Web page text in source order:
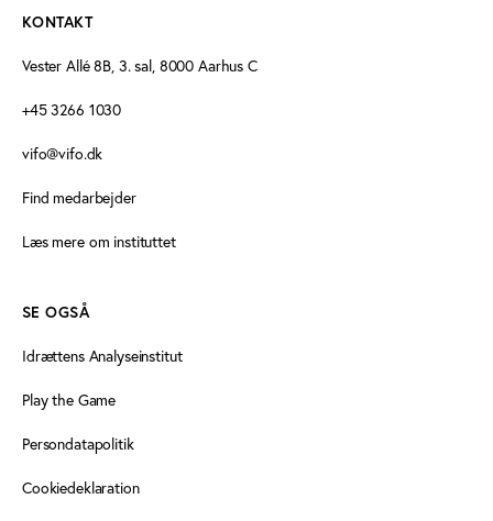
KONTAKT
Vester Allé 8B, 3. sal, 8000 Aarhus C
+45 3266 1030
vifo@vifo.dk
Find medarbejder
Læs mere om instituttet
SE OGSÅ
Idrættens Analyseinstitut
Play the Game
Persondatapolitik
Cookiedeklaration